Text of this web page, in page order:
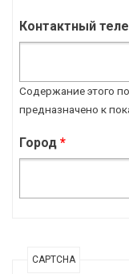
Контактный
Содержание этого
предназначено к
Город *
CAPTCHA